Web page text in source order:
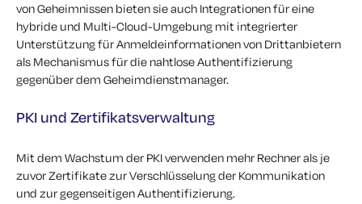
von Geheimnissen bieten sie auch Integrationen für eine
hybride und Multi-Cloud-Umgebung mit integrierter
Unterstützung für Anmeldeinformationen von Drittanbietern
als Mechanismus für die nahtlose Authentifizierung
gegenüber dem Geheimdienstmanager.
PKI und Zertifikatsverwaltung
Mit dem Wachstum der PKI verwenden mehr Rechner als je
zuvor Zertifikate zur Verschlüsselung der Kommunikation
und zur gegenseitigen Authentifizierung.